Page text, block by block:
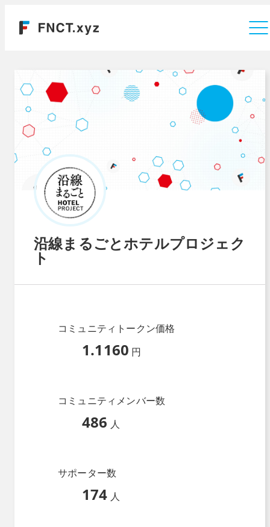
沿線まるごとホテルプロジェク
ト
コミュニティトークン価格
1.1160 円
コミュニティメンバー数
486 人
サポーター数
174 人